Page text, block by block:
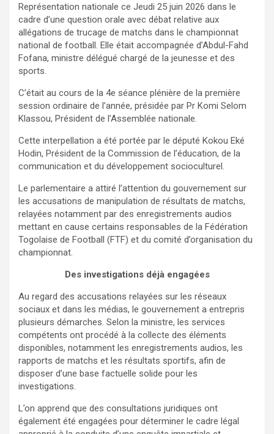
Représentation nationale ce Jeudi 25 juin 2026 dans le
cadre d’une question orale avec débat relative aux
allégations de trucage de matchs dans le championnat
national de football. Elle était accompagnée d’Abdul-Fahd
Fofana, ministre délégué chargé de la jeunesse et des
sports.
C’était au cours de la 4e séance plénière de la première
session ordinaire de l’année, présidée par Pr Komi Selom
Klassou, Président de l’Assemblée nationale.
Cette interpellation a été portée par le député Kokou Eké
Hodin, Président de la Commission de l’éducation, de la
communication et du développement socioculturel.
Le parlementaire a attiré l’attention du gouvernement sur
les accusations de manipulation de résultats de matchs,
relayées notamment par des enregistrements audios
mettant en cause certains responsables de la Fédération
Togolaise de Football (FTF) et du comité d’organisation du
championnat.
Des investigations déjà engagées
Au regard des accusations relayées sur les réseaux
sociaux et dans les médias, le gouvernement a entrepris
plusieurs démarches. Selon la ministre, les services
compétents ont procédé à la collecte des éléments
disponibles, notamment les enregistrements audios, les
rapports de matchs et les résultats sportifs, afin de
disposer d’une base factuelle solide pour les
investigations.
L’on apprend que des consultations juridiques ont
également été engagées pour déterminer le cadre légal